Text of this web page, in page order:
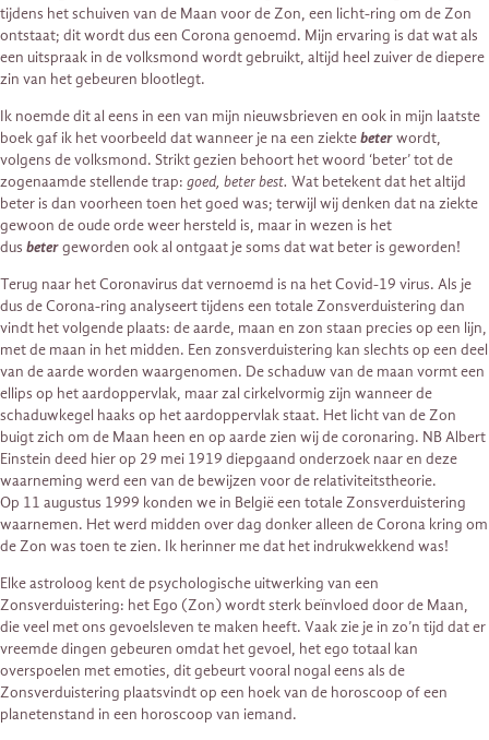
tijdens het schuiven van de Maan voor de Zon, een licht-ring om de Zon
ontstaat; dit wordt dus een Corona genoemd. Mijn ervaring is dat wat als
een uitspraak in de volksmond wordt gebruikt, altijd heel zuiver de diepere
zin van het gebeuren blootlegt.
Ik noemde dit al eens in een van mijn nieuwsbrieven en ook in mijn laatste
boek gaf ik het voorbeeld dat wanneer je na een ziektebeterwordt,
volgens de volksmond. Strikt gezien behoort het woord ‘beter’ tot de
zogenaamde stellende trap: goed, beter best. Wat betekent dat het altijd
beter is dan voorheen toen het goed was; terwijl wij denken dat na ziekte
gewoon de oude orde weer hersteld is, maar in wezen is het
dus betergeworden ook al ontgaat je soms dat wat beter is geworden!
Terug naar het Coronavirus dat vernoemd is na het Covid-19 virus. Als je
dus de Corona-ring analyseert tijdens een totale Zonsverduistering dan
vindt het volgende plaats: de aarde, maan en zon staan precies op een lijn,
met de maan in het midden. Een zonsverduistering kan slechts op een deel
van de aarde worden waargenomen. De schaduw van de maan vormt een
ellips op het aardoppervlak, maar zal cirkelvormig zijn wanneer de
schaduwkegel haaks op het aardoppervlak staat. Het licht van de Zon
buigt zich om de Maan heen en op aarde zien wij de coronaring. NB Albert
Einstein deed hier op 29 mei 1919 diepgaand onderzoek naar en deze
waarneming werd een van de bewijzen voor de relativiteitstheorie.
Op 11 augustus 1999 konden we in België een totale Zonsverduistering
waarnemen. Het werd midden over dag donker alleen de Corona kring om
de Zon was toen te zien. Ik herinner me dat het indrukwekkend was!
Elke astroloog kent de psychologische uitwerking van een
Zonsverduistering: het Ego (Zon) wordt sterk beïnvloed door de Maan,
die veel met ons gevoelsleven te maken heeft. Vaak zie je in zo’n tijd dat er
vreemde dingen gebeuren omdat het gevoel, het ego totaal kan
overspoelen met emoties, dit gebeurt vooral nogal eens als de
Zonsverduistering plaatsvindt op een hoek van de horoscoop of een
planetenstand in een horoscoop van iemand.